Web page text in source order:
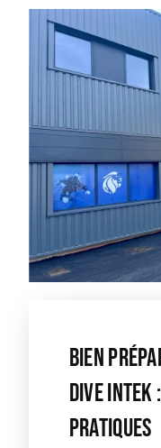
Bien
Dive Intek
Pratiques